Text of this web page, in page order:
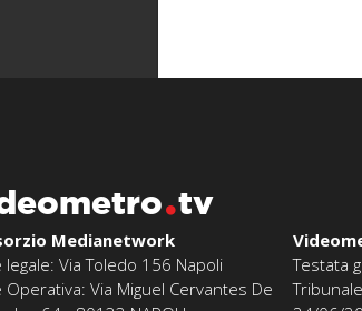
tv
Medianetwork
legale: Via Toledo 156 Napoli
Operativa: Via Miguel Cervantes De
Testata